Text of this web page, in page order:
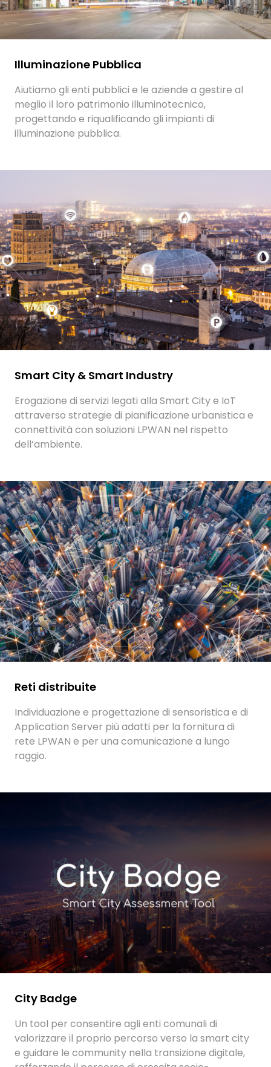
Illuminazione Pubblica
Aiutiamo gli enti pubblici e le aziende a gestire al
meglio il loro patrimonio illuminotecnico,
progettando e riqualificando gli impianti di
illuminazione pubblica.
Smart City & Smart Industry
Erogazione di servizi legati alla Smart City e IoT
attraverso strategie di pianificazione urbanistica e
connettività con soluzioni LPWAN nel rispetto
dell’ambiente.
Reti distribuite
Individuazione e progettazione di sensoristica e di
Application Server più adatti per la fornitura di
rete LPWAN e per una comunicazione a lungo
raggio.
City Badge
Un tool per consentire agli enti comunali di
valorizzare il proprio percorso verso la smart city
e guidare le community nella transizione digitale,